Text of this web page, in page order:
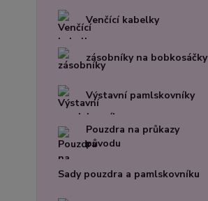
Venčící kabelky
zásobníky na bobkosáčky
Výstavní pamlskovníky
Pouzdra na průkazy
původu
Sady pouzdra a pamlskovníku